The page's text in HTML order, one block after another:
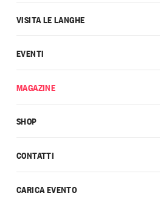
CONTATTI
CARICA EVENTO
VISITA LE LANGHE
EVENTI
MAGAZINE
SHOP